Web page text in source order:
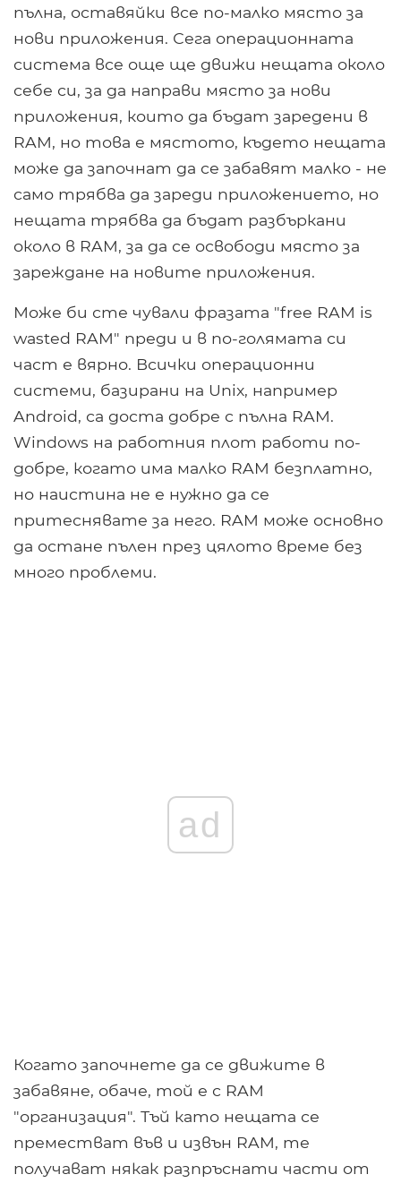
пълна, оставяйки все по-малко място за
нови приложения. Сега операционната
система все още ще движи нещата около
себе си, за да направи място за нови
приложения, които да бъдат заредени в
RAM, но това е мястото, където нещата
може да започнат да се забавят малко - не
само трябва да зареди приложението, но
нещата трябва да бъдат разбъркани
около в RAM, за да се освободи място за
зареждане на новите приложения.
Може би сте чували фразата "free RAM is
wasted RAM" преди и в по-голямата си
част е вярно. Всички операционни
системи, базирани на Unix, например
Android, са доста добре с пълна RAM.
Windows на работния плот работи по-
добре, когато има малко RAM безплатно,
но наистина не е нужно да се
притеснявате за него. RAM може основно
да остане пълен през цялото време без
много проблеми.
ad
Когато започнете да се движите в
забавяне, обаче, той е с RAM
"организация". Тъй като нещата се
преместват във и извън RAM, те
получават някак разпръснати части от